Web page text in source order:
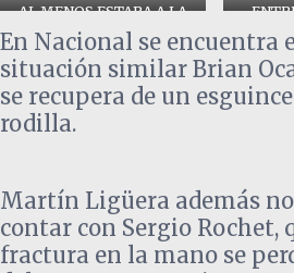
AL MENOS ESTARA A LA
ORDEN
En Nacional se encuentra
situación similar Brian
se recupera de un
rodilla.
Martín Ligüera además
contar con Sergio Rochet,
fractura en la mano se